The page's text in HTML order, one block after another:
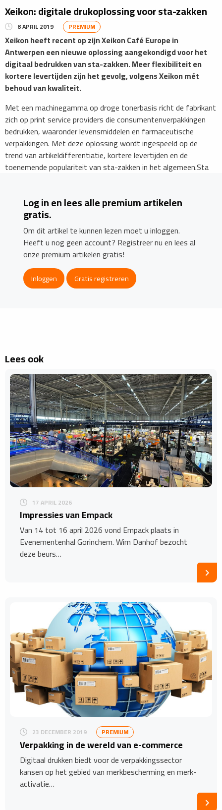
Xeikon: digitale drukoplossing voor sta-zakken
8 APRIL 2019 PREMIUM
Xeikon heeft recent op zijn Xeikon Café Europe in
Antwerpen een nieuwe oplossing aangekondigd voor het
digitaal bedrukken van sta-zakken. Meer flexibiliteit en
kortere levertijden zijn het gevolg, volgens Xeikon mét
behoud van kwaliteit.
Met een machinegamma op droge tonerbasis richt de fabrikant
zich op print service providers die consumentenverpakkingen
bedrukken, waaronder levensmiddelen en farmaceutische
verpakkingen. Met deze oplossing wordt ingespeeld op de
trend van artikeldifferentiatie, kortere levertijden en de
toenemende populariteit van sta-zakken in het algemeen.Sta
Log in en lees alle premium artikelen
gratis.
Om dit artikel te kunnen lezen moet u inloggen.
Heeft u nog geen account? Registreer nu en lees al
onze premium artikelen gratis!
Inloggen Gratis registreren
Lees ook
17 APRIL 2026
Impressies van Empack
Van 14 tot 16 april 2026 vond Empack plaats in
Evenementenhal Gorinchem. Wim Danhof bezocht
deze beurs…
23 DECEMBER 2019 PREMIUM
Verpakking in de wereld van e-commerce
Digitaal drukken biedt voor de verpakkingssector
kansen op het gebied van merkbescherming en merk-
activatie…